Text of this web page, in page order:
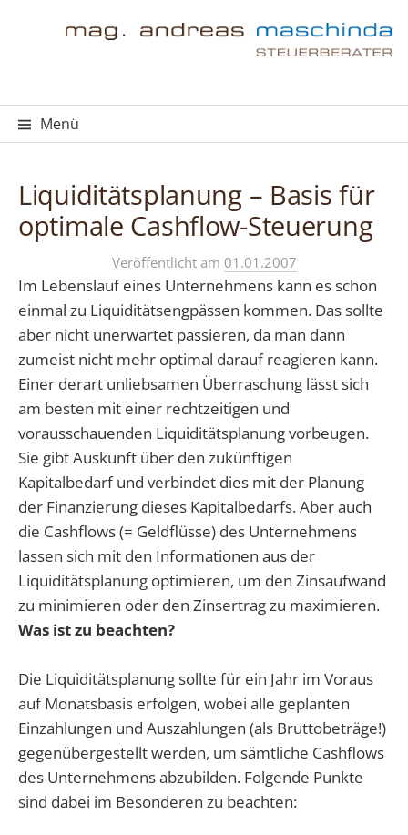
Menü
Liquiditätsplanung – Basis für
optimale Cashflow-Steuerung
Veröffentlicht am 01.01.2007
Im Lebenslauf eines Unternehmens kann es schon
einmal zu Liquiditätsengpässen kommen. Das sollte
aber nicht unerwartet passieren, da man dann
zumeist nicht mehr optimal darauf reagieren kann.
Einer derart unliebsamen Überraschung lässt sich
am besten mit einer rechtzeitigen und
vorausschauenden Liquiditätsplanung vorbeugen.
Sie gibt Auskunft über den zukünftigen
Kapitalbedarf und verbindet dies mit der Planung
der Finanzierung dieses Kapitalbedarfs. Aber auch
die Cashflows (= Geldflüsse) des Unternehmens
lassen sich mit den Informationen aus der
Liquiditätsplanung optimieren, um den Zinsaufwand
zu minimieren oder den Zinsertrag zu maximieren.
Was ist zu beachten?
Die Liquiditätsplanung sollte für ein Jahr im Voraus
auf Monatsbasis erfolgen, wobei alle geplanten
Einzahlungen und Auszahlungen (als Bruttobeträge!)
gegenübergestellt werden, um sämtliche Cashflows
des Unternehmens abzubilden. Folgende Punkte
sind dabei im Besonderen zu beachten: